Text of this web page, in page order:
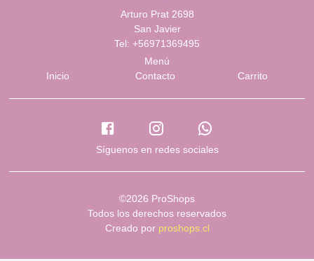
Arturo Prat 2698
San Javier
Tel: +56971369495
Menú
Inicio
Contacto Carrito
Síguenos en redes sociales
©2026 ProShops
Todos los derechos reservados
Creado por proshops.cl